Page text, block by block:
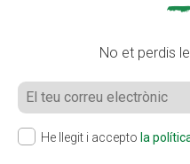
No et perdis
He llegit i accepto la